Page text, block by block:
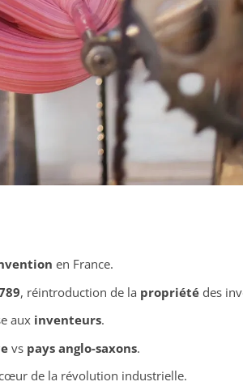
en France.
, réintroduction de la propriétédes
aux inventeurs.
vs pays anglo-saxons.
de la révolution industrielle.